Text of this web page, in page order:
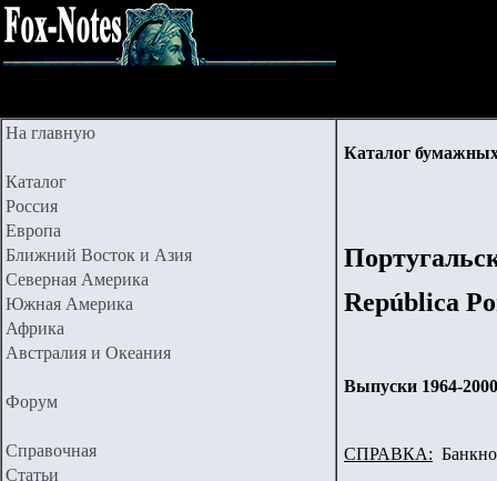
На главную
Каталог
Россия
Европа
Ближний Восток и Азия
Северная Америка
Южная Америка
Африка
Австралия и Океания
Форум
Справочная
Статьи
Каталог
República
Выпуски 1964-2000
СПРАВКА: